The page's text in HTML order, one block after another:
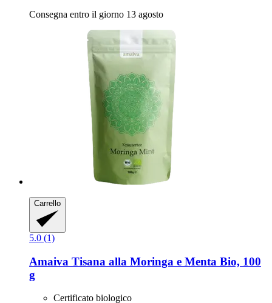
Consegna entro il giorno 13 agosto
Carrello
5.0 (1)
Amaiva Tisana alla Moringa e Menta Bio, 100
g
Certificato biologico